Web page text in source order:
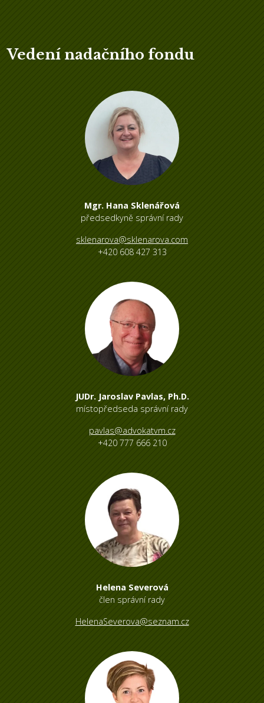
Vedení nadačního fondu
Mgr. Hana Sklenářová
předsedkyně správní rady
sklenarova@sklenarova.com
+420 608 427 313
JUDr. Jaroslav Pavlas, Ph.D.
místopředseda správní rady
pavlas@advokatvm.cz
+420 777 666 210
Helena Severová
člen správní rady
HelenaSeverova@seznam.cz